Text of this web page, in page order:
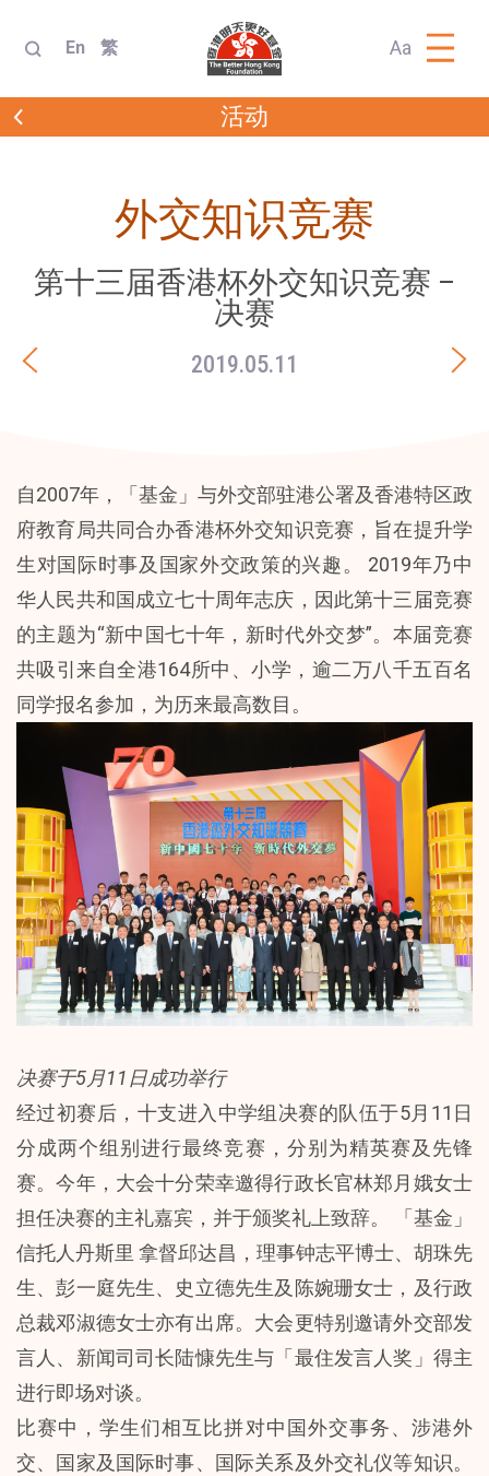
En 繁 Aa
活动
外交知识竞赛
第十三届香港杯外交知识竞赛 –
决赛
2019.05.11
自2007年，「基金」与外交部驻港公署及香港特区政
府教育局共同合办香港杯外交知识竞赛，旨在提升学
生对国际时事及国家外交政策的兴趣。 2019年乃中
华人民共和国成立七十周年志庆，因此第十三届竞赛
的主题为“新中国七十年，新时代外交梦”。本届竞赛
共吸引来自全港164所中、小学，逾二万八千五百名
同学报名参加，为历来最高数目。
决赛于5月11日成功举行
经过初赛后，十支进入中学组决赛的队伍于5月11日
分成两个组别进行最终竞赛，分别为精英赛及先锋
赛。今年，大会十分荣幸邀得行政长官林郑月娥女士
担任决赛的主礼嘉宾，并于颁奖礼上致辞。 「基金」
信托人丹斯里 拿督邱达昌，理事钟志平博士、胡珠先
生、彭一庭先生、史立德先生及陈婉珊女士，及行政
总裁邓淑德女士亦有出席。大会更特别邀请外交部发
言人、新闻司司长陆慷先生与「最住发言人奖」得主
进行即场对谈。
比赛中，学生们相互比拼对中国外交事务、涉港外
交、国家及国际时事、国际关系及外交礼仪等知识。